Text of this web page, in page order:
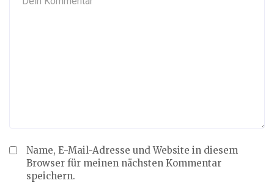
Name, E-Mail-Adresse und Website in diesem
Browser für meinen nächsten Kommentar
speichern.